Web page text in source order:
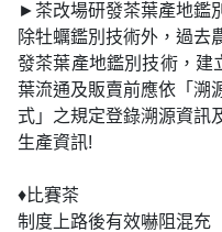
►茶改場研發茶葉產地鑑
除牡蠣鑑別技術外，過去
發茶葉產地鑑別技術，建
葉流通及販賣前應依「溯
式」之規定登錄溯源資訊
生產資訊!
♦比賽茶
制度上路後有效嚇阻混充